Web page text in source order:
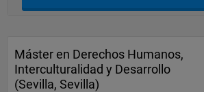
Máster en Derechos Humanos,
Interculturalidad y Desarrollo
(Sevilla, Sevilla)